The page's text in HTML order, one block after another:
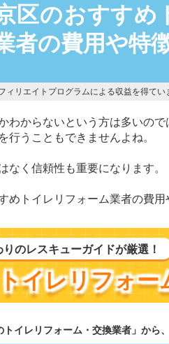
区のおすすめ
者の費用や特
リエイトプログラムによる収益を得てい
わからないという方は多いので
行うこともできませんよね。
なく信頼性も重要になります。
トイレリフォーム業者の費用
りのレスキューガイドが厳選！
イレリフォー
イレリフォーム・交換業者」から